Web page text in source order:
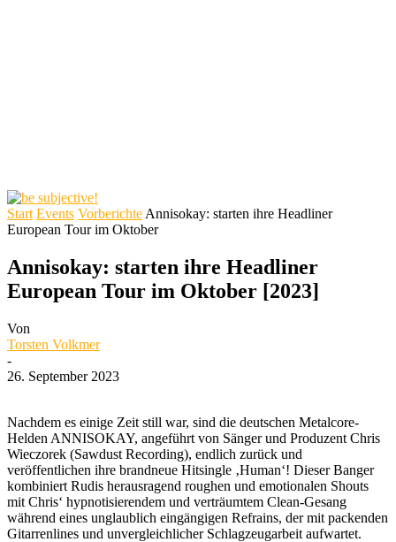
Start Events Vorberichte Annisokay: starten ihre Headliner
European Tour im Oktober
Annisokay: starten ihre Headliner
European Tour im Oktober [2023]
Von
Torsten Volkmer
-
26. September 2023
Nachdem es einige Zeit still war, sind die deutschen Metalcore-
Helden ANNISOKAY, angeführt von Sänger und Produzent Chris
Wieczorek (Sawdust Recording), endlich zurück und
veröffentlichen ihre brandneue Hitsingle ‚Human‘! Dieser Banger
kombiniert Rudis herausragend roughen und emotionalen Shouts
mit Chris‘ hypnotisierendem und verträumtem Clean-Gesang
während eines unglaublich eingängigen Refrains, der mit packenden
Gitarrenlines und unvergleichlicher Schlagzeugarbeit aufwartet.